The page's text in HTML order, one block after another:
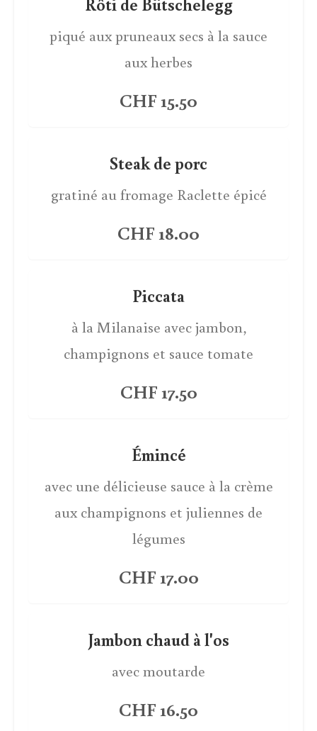
piqué aux pruneaux secs à la sauce
aux herbes
CHF 15.50
Steak de porc
gratiné au fromage Raclette épicé
CHF 18.00
Piccata
à la Milanaise avec jambon,
champignons et sauce tomate
CHF 17.50
Émincé
avec une délicieuse sauce à la crème
aux champignons et juliennes de
légumes
CHF 17.00
Jambon chaud à l'os
avec moutarde
CHF 16.50